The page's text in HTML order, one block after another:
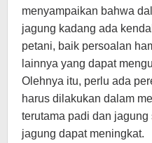
menyampaikan bahwa
jagung kadang ada
petani, baik persoalan
lainnya yang dapat
Olehnya itu, perlu ada
harus dilakukan dalam
terutama padi dan
jagung dapat meningkat.